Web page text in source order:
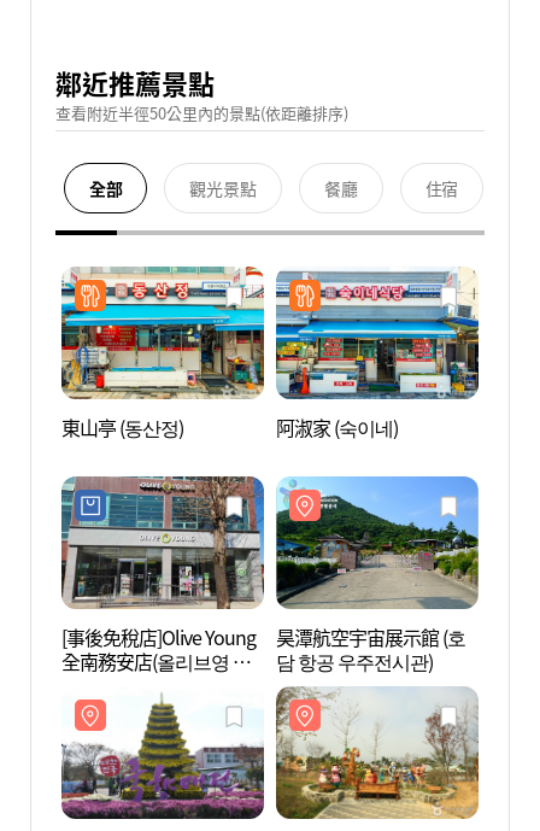
鄰近推薦景點
查看附近半徑50公里內的景點(依距離排序)
全部 觀光景點 餐廳 住宿
東山亭 (동산정) 阿淑家 (숙이네)
[事後免稅店]Olive Young
全南務安店(올리브영 전
昊潭航空宇宙展示館 (호
담 항공 우주전시관)